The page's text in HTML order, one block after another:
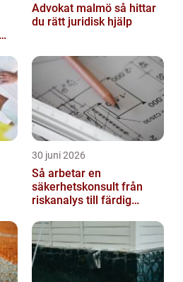
Advokat malmö så hittar
du rätt juridisk hjälp
30 juni 2026
Så arbetar en
säkerhetskonsult från
riskanalys till färdig